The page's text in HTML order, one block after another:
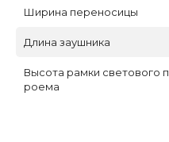
Ширина переносицы
Длина заушника
Высота рамки светового п
роема